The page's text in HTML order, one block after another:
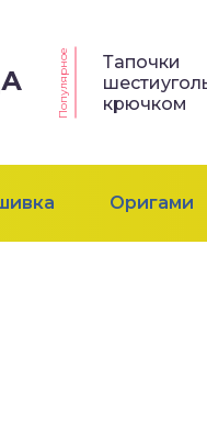
Популярное
Тапочки
крючком
Оригами